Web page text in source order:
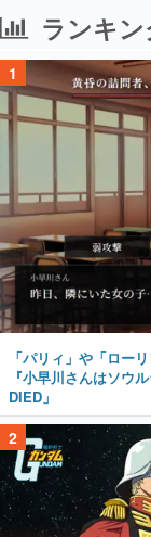
ランキ
1
「パリィ」や「ロー
『小早川さんはソウ
DIED」
2